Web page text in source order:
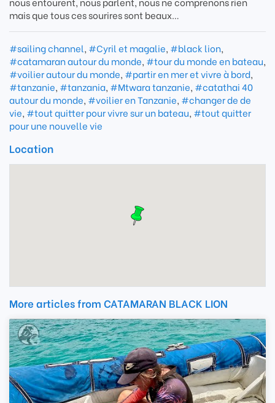
mais que tous ces sourires sont beaux…
#sailing channel, #Cyril et magalie, #black lion,
#catamaran autour du monde, #tour du monde en bateau,
#voilier autour du monde, #partir en mer et vivre à bord,
#tanzanie, #tanzania, #Mtwara tanzanie, #catathai 40
autour du monde, #voilier en Tanzanie, #changer de de
vie, #tout quitter pour vivre sur un bateau, #tout quitter
pour une nouvelle vie
Location
More articles from CATAMARAN BLACK LION